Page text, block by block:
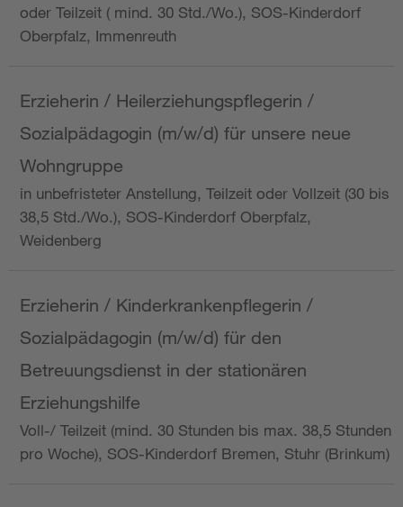
oder Teilzeit ( mind. 30 Std./Wo.), SOS-Kinderdorf
Oberpfalz, Immenreuth
Erzieherin / Heilerziehungspflegerin /
Sozialpädagogin (m/w/d) für unsere neue
Wohngruppe
in unbefristeter Anstellung, Teilzeit oder Vollzeit (30 bis
38,5 Std./Wo.), SOS-Kinderdorf Oberpfalz,
Weidenberg
Erzieherin / Kinderkrankenpflegerin /
Sozialpädagogin (m/w/d) für den
Betreuungsdienst in der stationären
Erziehungshilfe
Voll-/ Teilzeit (mind. 30 Stunden bis max. 38,5 Stunden
pro Woche), SOS-Kinderdorf Bremen, Stuhr (Brinkum)